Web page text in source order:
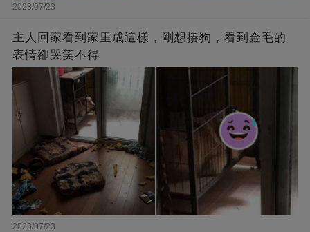
2023/07/23
主人回家看到家里成這樣，剛想揍狗，看到金毛的
表情卻哭笑不得
2023/07/23